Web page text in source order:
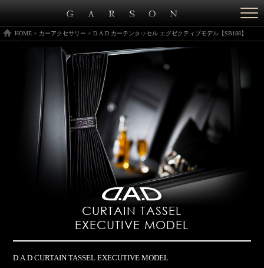
HOME > カーアクセサリー > D.A.D カーテンタッセル エグゼクティブモデル【SB188】
CURTAIN TASSEL
EXECUTIVE MODEL
D.A.D CURTAIN TASSEL EXECUTIVE MODEL